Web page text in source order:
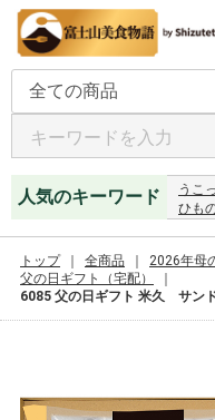
人気のキーワード うこ
ひも
トップ 全商品
2026年母
父の日ギフト（宅配）
6085 父の日ギフト 米久 サン